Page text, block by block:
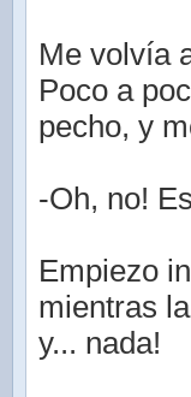
Me volvía
Poco a
pecho, y
-Oh, no!
Empiezo
mientras
y... nada!